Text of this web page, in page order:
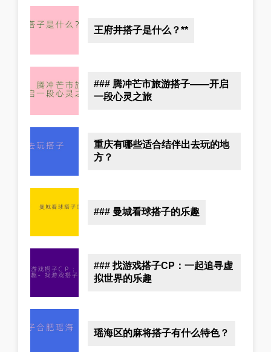
王府井搭子是什么？**
### 腾冲芒市旅游搭子——开启
一段心灵之旅
重庆有哪些适合结伴出去玩的地
方？
### 曼城看球搭子的乐趣
### 找游戏搭子CP：一起追寻虚
拟世界的乐趣
瑶海区的麻将搭子有什么特色？